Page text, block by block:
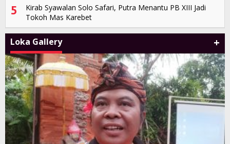
5
Kirab Syawalan Solo Safari, Putra Menantu PB XIII Jadi
Tokoh Mas Karebet
Loka Gallery +